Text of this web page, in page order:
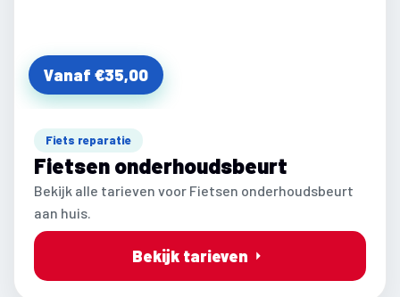
Vanaf €35,00
Fiets reparatie
Fietsen onderhoudsbeurt
Bekijk alle tarieven voor Fietsen onderhoudsbeurt
aan huis.
Bekijk tarieven